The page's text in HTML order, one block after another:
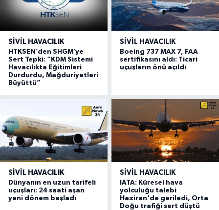
SIVIL HAVACILIK
HTKSEN’den SHGM’ye
Sert Tepki: “KDM Sistemi
Havacılıkta Eğitimleri
Durdurdu, Mağduriyetleri
Büyüttü”
SIVIL HAVACILIK
Boeing 737 MAX 7, FAA
sertifikasını aldı: Ticari
uçuşların önü açıldı
SIVIL HAVACILIK
Dünyanın en uzun tarifeli
uçuşları: 24 saati aşan
yeni dönem başladı
SIVIL HAVACILIK
IATA: Küresel hava
yolculuğu talebi
Haziran'da geriledi, Orta
Doğu trafiği sert düştü